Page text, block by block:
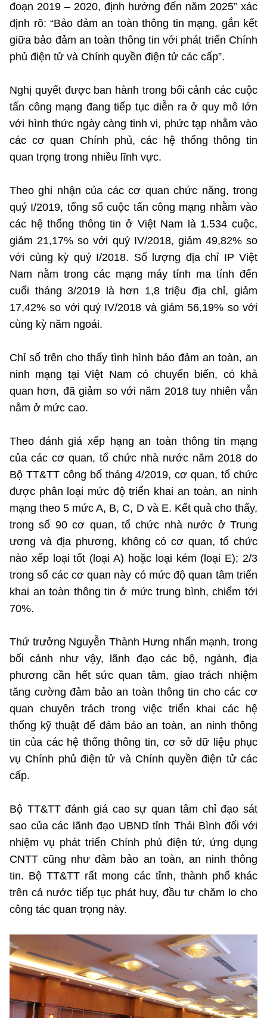
đoạn 2019 – 2020, định hướng đến năm 2025” xác
định rõ: “Bảo đảm an toàn thông tin mạng, gắn kết
giữa bảo đảm an toàn thông tin với phát triển Chính
phủ điện tử và Chính quyền điện tử các cấp”.
Nghị quyết được ban hành trong bối cảnh các cuộc
tấn công mạng đang tiếp tục diễn ra ở quy mô lớn
với hình thức ngày càng tinh vi, phức tạp nhằm vào
các cơ quan Chính phủ, các hệ thống thông tin
quan trọng trong nhiều lĩnh vực.
Theo ghi nhận của các cơ quan chức năng, trong
quý I/2019, tổng số cuộc tấn công mạng nhằm vào
các hệ thống thông tin ở Việt Nam là 1.534 cuộc,
giảm 21,17% so với quý IV/2018, giảm 49,82% so
với cùng kỳ quý I/2018. Số lượng địa chỉ IP Việt
Nam nằm trong các mạng máy tính ma tính đến
cuối tháng 3/2019 là hơn 1,8 triệu địa chỉ, giảm
17,42% so với quý IV/2018 và giảm 56,19% so với
cùng kỳ năm ngoái.
Chỉ số trên cho thấy tình hình bảo đảm an toàn, an
ninh mạng tại Việt Nam có chuyển biến, có khả
quan hơn, đã giảm so với năm 2018 tuy nhiên vẫn
nằm ở mức cao.
Theo đánh giá xếp hạng an toàn thông tin mạng
của các cơ quan, tổ chức nhà nước năm 2018 do
Bộ TT&TT công bố tháng 4/2019, cơ quan, tổ chức
được phân loại mức độ triển khai an toàn, an ninh
mạng theo 5 mức A, B, C, D và E. Kết quả cho thấy,
trong số 90 cơ quan, tổ chức nhà nước ở Trung
ương và địa phương, không có cơ quan, tổ chức
nào xếp loại tốt (loại A) hoặc loại kém (loại E); 2/3
trong số các cơ quan này có mức độ quan tâm triển
khai an toàn thông tin ở mức trung bình, chiếm tới
70%.
Thứ trưởng Nguyễn Thành Hưng nhấn mạnh, trong
bối cảnh như vậy, lãnh đạo các bộ, ngành, địa
phương cần hết sức quan tâm, giao trách nhiệm
tăng cường đảm bảo an toàn thông tin cho các cơ
quan chuyên trách trong việc triển khai các hệ
thống kỹ thuật để đảm bảo an toàn, an ninh thông
tin của các hệ thống thông tin, cơ sở dữ liệu phục
vụ Chính phủ điện tử và Chính quyền điện tử các
cấp.
Bộ TT&TT đánh giá cao sự quan tâm chỉ đạo sát
sao của các lãnh đạo UBND tỉnh Thái Bình đối với
nhiệm vụ phát triển Chính phủ điện tử, ứng dụng
CNTT cũng như đảm bảo an toàn, an ninh thông
tin. Bộ TT&TT rất mong các tỉnh, thành phố khác
trên cả nước tiếp tục phát huy, đầu tư chăm lo cho
công tác quan trọng này.